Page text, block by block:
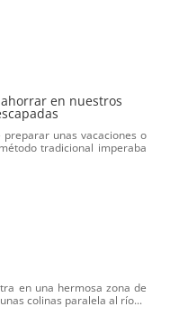
en nuestros
unas vacaciones o
tradicional imperaba
en una hermosa zona de
colinas paralela al río...